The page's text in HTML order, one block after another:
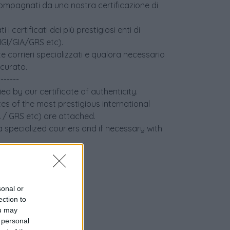
or
to
may
da una nostra certificazione di
i certificati dei più prestigiosi enti di
GIA/GRS etc).
corrieri specializzati e qualora necessario
by our certificate of authenticity.
of the most prestigious international
GRS etc) are attached.
specialized couriers and if necessary with